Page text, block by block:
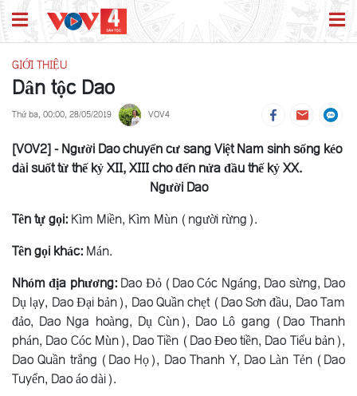
GIỚI THIỆU
Dân tộc Dao
Thứ ba, 00:00, 28/05/2019 VOV4
[VOV2] - Người Dao chuyển cư sang Việt Nam sinh sống kéo
dài suốt từ thế kỷ XII, XIII cho đến nửa đầu thế kỷ XX.
Người Dao
Tên tự gọi:Kìm Miền, Kìm Mùn (người rừng).
Tên gọi khác:Mán.
Nhóm địa phương:Dao Ðỏ (Dao Cóc Ngáng, Dao sừng, Dao
Dụ lạy, Dao Ðại bản), Dao Quần chẹt (Dao Sơn đầu, Dao Tam
đảo, Dao Nga hoàng, Dụ Cùn), Dao Lô gang (Dao Thanh
phán, Dao Cóc Mùn), Dao Tiền (Dao Ðeo tiền, Dao Tiểu bản),
Dao Quần trắng (Dao Họ), Dao Thanh Y, Dao Làn Tẻn (Dao
Tuyển, Dao áo dài).